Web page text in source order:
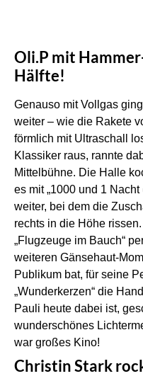
Oli.P mit
Hälfte!
Genauso mit Vollgas
weiter – wie die Rakete
förmlich mit Ultraschall
Klassiker raus, rannte
Mittelbühne. Die Halle
es mit „1000 und 1 Nacht
weiter, bei dem die
rechts in die Höhe
„Flugzeuge im Bauch“
weiteren Gänsehaut-
Publikum bat, für seine
„Wunderkerzen“ die
Pauli heute dabei ist,
wunderschönes
war großes Kino!
Christin Stark